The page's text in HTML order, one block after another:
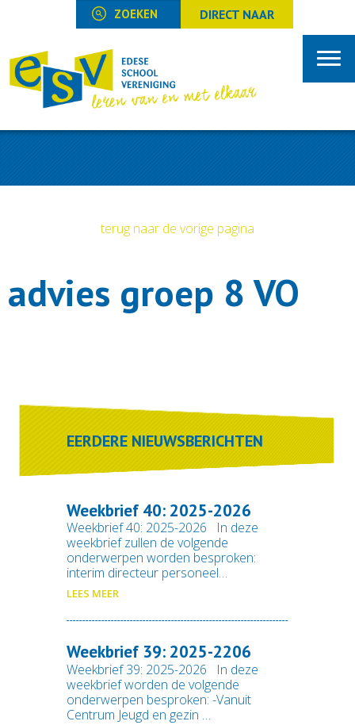
DIRECT NAAR
terug naar de vorige pagina
advies groep 8 VO
EERDERE NIEUWSBERICHTEN
Weekbrief 40: 2025-2026
Weekbrief 40: 2025-2026 In deze
weekbrief zullen de volgende
onderwerpen worden besproken:
interim directeur personeel…
LEES MEER
Weekbrief 39: 2025-2206
Weekbrief 39: 2025-2026 In deze
weekbrief worden de volgende
onderwerpen besproken: -Vanuit
Centrum Jeugd en gezin …